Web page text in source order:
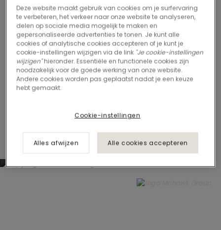
Selecteer alle resultaten
GARANTIE
Product Garantie
Bekijk in browser
1 van 1 resultaten getoond
Deze website maakt gebruik van cookies om je surfervaring
te verbeteren, het verkeer naar onze website te analyseren,
delen op sociale media mogelijk te maken en
gepersonaliseerde advertenties te tonen. Je kunt alle
cookies of analytische cookies accepteren of je kunt je
cookie-instellingen wijzigen via de link "Je cookie-instellingen
wijzigen"hieronder. Essentiële en functionele cookies zijn
noodzakelijk voor de goede werking van onze website.
Andere cookies worden pas geplaatst nadat je een keuze
hebt gemaakt.
Cookie-instellingen
Alles afwijzen Alle cookies accepteren